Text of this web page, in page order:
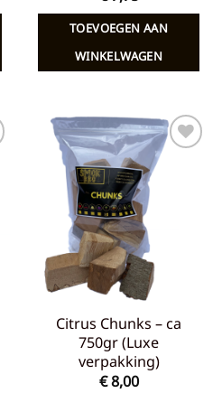
TOEVOEGEN AAN
WINKELWAGEN
Toevoegen
verlanglijst
Citrus Chunks – ca
750gr (Luxe
verpakking)
€8,00